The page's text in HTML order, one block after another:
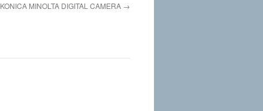
KONICA MINOLTA DIGITAL CAMERA